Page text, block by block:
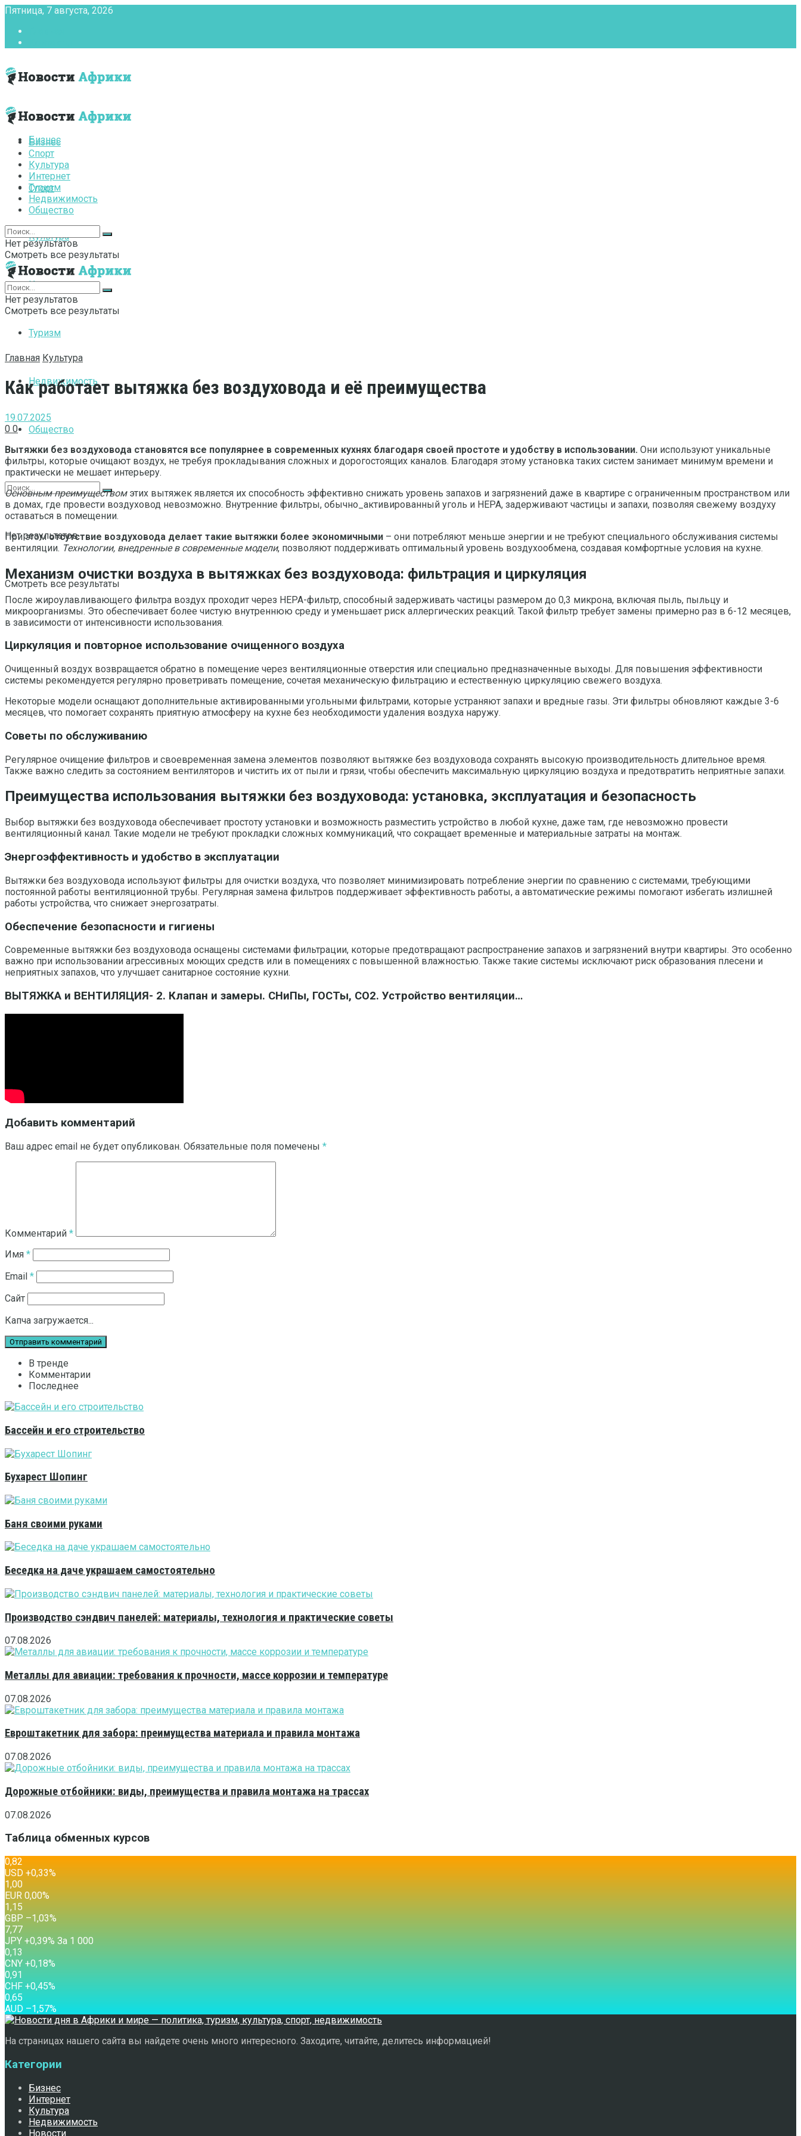
Пятница, 7 августа, 2026
Бизнес
Спорт
Культура
Интернет
Туризм
Недвижимость
Общество
Нет результатов
Смотреть все результаты
Бизнес
Спорт
Культура
Интернет
Туризм
Недвижимость
Общество
Нет результатов
Смотреть все результаты
Нет результатов
Смотреть все результаты
Главная Культура
Как работает вытяжка без воздуховода и её преимущества
19.07.2025
0 0
Вытяжки без воздуховода становятся все популярнее в современных кухнях благодаря своей простоте и удобству в использовании. Они используют уникальные
фильтры, которые очищают воздух, не требуя прокладывания сложных и дорогостоящих каналов. Благодаря этому установка таких систем занимает минимум времени и
практически не мешает интерьеру.
Основным преимуществомэтих вытяжек является их способность эффективно снижать уровень запахов и загрязнений даже в квартире с ограниченным пространством или
в домах, где провести воздуховод невозможно. Внутренние фильтры, обычно_активированный уголь и HEPA, задерживают частицы и запахи, позволяя свежему воздуху
оставаться в помещении.
При этомотсутствие воздуховода делает такие вытяжки более экономичными – они потребляют меньше энергии и не требуют специального обслуживания системы
вентиляции. Технологии, внедренные в современные модели, позволяют поддерживать оптимальный уровень воздухообмена, создавая комфортные условия на кухне.
Механизм очистки воздуха в вытяжках без воздуховода: фильтрация и циркуляция
После жироулавливающего фильтра воздух проходит через HEPA-фильтр, способный задерживать частицы размером до 0,3 микрона, включая пыль, пыльцу и
микроорганизмы. Это обеспечивает более чистую внутреннюю среду и уменьшает риск аллергических реакций. Такой фильтр требует замены примерно раз в 6-12 месяцев,
в зависимости от интенсивности использования.
Циркуляция и повторное использование очищенного воздуха
Очищенный воздух возвращается обратно в помещение через вентиляционные отверстия или специально предназначенные выходы. Для повышения эффективности
системы рекомендуется регулярно проветривать помещение, сочетая механическую фильтрацию и естественную циркуляцию свежего воздуха.
Некоторые модели оснащают дополнительные активированными угольными фильтрами, которые устраняют запахи и вредные газы. Эти фильтры обновляют каждые 3-6
месяцев, что помогает сохранять приятную атмосферу на кухне без необходимости удаления воздуха наружу.
Советы по обслуживанию
Регулярное очищение фильтров и своевременная замена элементов позволяют вытяжке без воздуховода сохранять высокую производительность длительное время.
Также важно следить за состоянием вентиляторов и чистить их от пыли и грязи, чтобы обеспечить максимальную циркуляцию воздуха и предотвратить неприятные запахи.
Преимущества использования вытяжки без воздуховода: установка, эксплуатация и безопасность
Выбор вытяжки без воздуховода обеспечивает простоту установки и возможность разместить устройство в любой кухне, даже там, где невозможно провести
вентиляционный канал. Такие модели не требуют прокладки сложных коммуникаций, что сокращает временные и материальные затраты на монтаж.
Энергоэффективность и удобство в эксплуатации
Вытяжки без воздуховода используют фильтры для очистки воздуха, что позволяет минимизировать потребление энергии по сравнению с системами, требующими
постоянной работы вентиляционной трубы. Регулярная замена фильтров поддерживает эффективность работы, а автоматические режимы помогают избегать излишней
работы устройства, что снижает энергозатраты.
Обеспечение безопасности и гигиены
Современные вытяжки без воздуховода оснащены системами фильтрации, которые предотвращают распространение запахов и загрязнений внутри квартиры. Это особенно
важно при использовании агрессивных моющих средств или в помещениях с повышенной влажностью. Также такие системы исключают риск образования плесени и
неприятных запахов, что улучшает санитарное состояние кухни.
ВЫТЯЖКА и ВЕНТИЛЯЦИЯ- 2. Клапан и замеры. СНиПы, ГОСТы, СО2. Устройство вентиляции…
Добавить комментарий
Ваш адрес email не будет опубликован. Обязательные поля помечены *
Комментарий *
Имя *
Email *
Сайт
Капча загружается...
В тренде
Комментарии
Последнее
Бассейн и его строительство
Бухарест Шопинг
Баня своими руками
Беседка на даче украшаем самостоятельно
Производство сэндвич панелей: материалы, технология и практические советы
07.08.2026
Металлы для авиации: требования к прочности, массе коррозии и температуре
07.08.2026
Евроштакетник для забора: преимущества материала и правила монтажа
07.08.2026
Дорожные отбойники: виды, преимущества и правила монтажа на трассах
07.08.2026
Таблица обменных курсов
0,82
USD +0,33%
1,00
EUR 0,00%
1,15
GBP –1,03%
7,77
JPY +0,39% За 1 000
0,13
CNY +0,18%
0,91
CHF +0,45%
0,65
AUD –1,57%
На страницах нашего сайта вы найдете очень много интересного. Заходите, читайте, делитесь информацией!
Категории
Бизнес
Интернет
Культура
Недвижимость
Новости